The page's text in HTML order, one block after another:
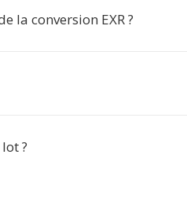
la conversion EXR ?
?